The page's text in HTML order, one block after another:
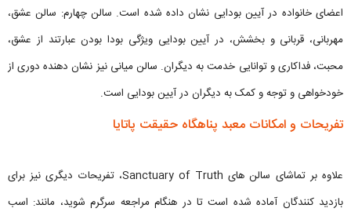
اعضای خانواده در آیین بودایی نشان داده شده است. سالن چهارم: سالن عشق،
مهربانی، قربانی و بخشش، در آیین بودایی ویژگی بودا بودن عبارتند از عشق،
محبت، فداکاری و توانایی خدمت به دیگران. سالن میانی نیز نشان دهنده دوری از
خودخواهی و توجه و کمک به دیگران در آیین بودایی است.
تفریحات و امکانات معبد پناهگاه حقیقت پاتایا
علاوه بر تماشای سالن های Sanctuary of Truth، تفریحات دیگری نیز برای
بازدید کنندگان آماده شده است تا در هنگام مراجعه سرگرم شوید، مانند: اسب